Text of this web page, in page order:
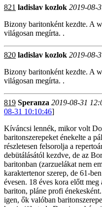
821 ladislav kozlok 2019-08-
Bizony baritonként kezdte. A
világosan megírta. .
820 ladislav kozlok 2019-08-
Bizony baritonként kezdte. A
világosan megírta. .
819 Speranza 2019-08-31
08-31 10:10:46]
Kíváncsi lennék, mikor volt
baritonszerepeket énekelte a
részletesen felsorolja a
debütálásától kezdve, de az
baritonban (zarzuelákat nem
karaktertenor szerep, de 61-
évesen. 18 éves kora előtt
bariton, pláne profi
igen, ők valóban